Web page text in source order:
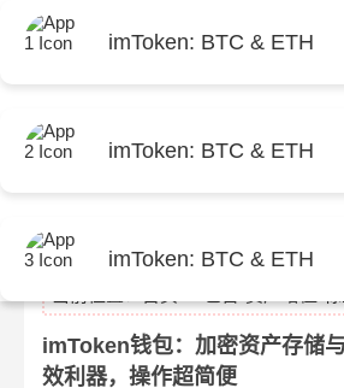
imToken: BTC & ETH
imToken: BTC & ETH
imToken: BTC & ETH
imToken钱包：加密资产存储
效利器，操作超简便